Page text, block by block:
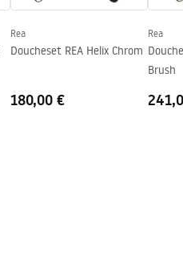
24
Ja, aan
Rea
Doucheset REA Helix Chrom
180,00 €
Rea
Brush